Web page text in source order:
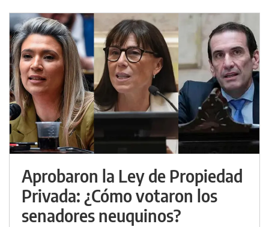
Aprobaron la Ley de Propiedad
Privada: ¿Cómo votaron los
senadores neuquinos?